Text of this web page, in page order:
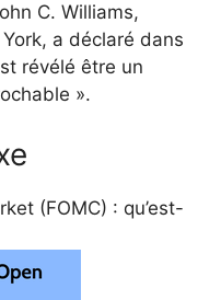
C. Williams,
a déclaré dans
révélé être un
».
(FOMC) : qu’est-